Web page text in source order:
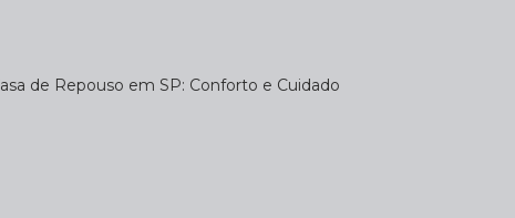
Casa de Repouso em SP: Conforto e Cuidado